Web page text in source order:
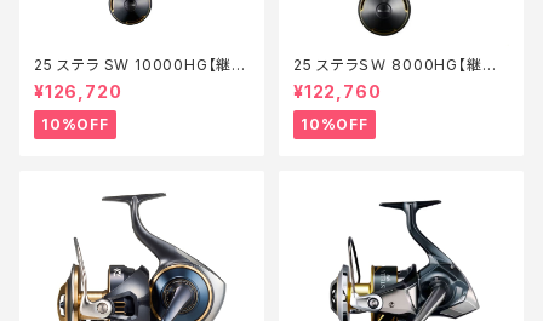
25 ステラ SW 10000HG【継続
セール_リール】【10】
¥126,720
10%OFF
25 ステラＳＷ 8000HG【継続
セール_リール】【10】
¥122,760
10%OFF